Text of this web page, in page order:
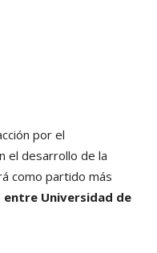
por el
el desarrollo de la
como partido más
Universidad de